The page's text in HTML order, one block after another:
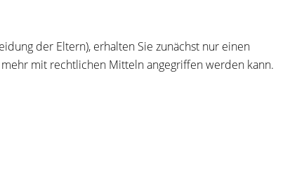
der Eltern), erhalten Sie zunächst nur einen
mit rechtlichen Mitteln angegriffen werden kann.